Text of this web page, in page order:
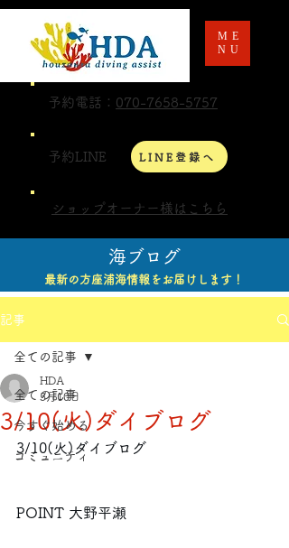
予約電話： 070-7658-5757
予約LINE LINE登録へ
ショップオーナー様はこちら
ME
NU
海ブログ
最新の方座浦海情報をお届けします！
記事
全ての記事
今すぐ始める
コミュニティ
全ての記事
3/10(火)ダイブログ
HDA
3月10日
3/10(火)ダイブログ
POINT 大野平瀬